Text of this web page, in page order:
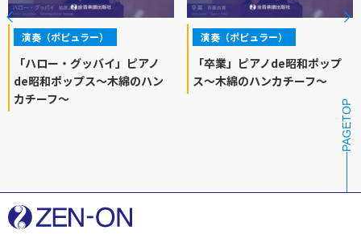
演奏（ポピュラー）
「ハロー・グッバイ」ピアノ
de昭和ポップス～木綿のハン
カチーフ～
演奏（ポピュラー）
「卒業」ピアノde昭和ポップ
ス～木綿のハンカチーフ～
PAGETOP